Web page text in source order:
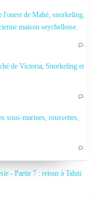
l'ouest de Mahé, snorkeling,
maison seychelloise.
…
de Victoria, Snorkeling et
…
sous-marines, roussettes,
…
- Partie 7 : retour à Tahiti